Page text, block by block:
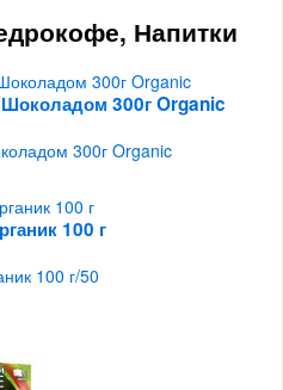
Напитки
300г Organic
300г Organic
100 г
100 г/50